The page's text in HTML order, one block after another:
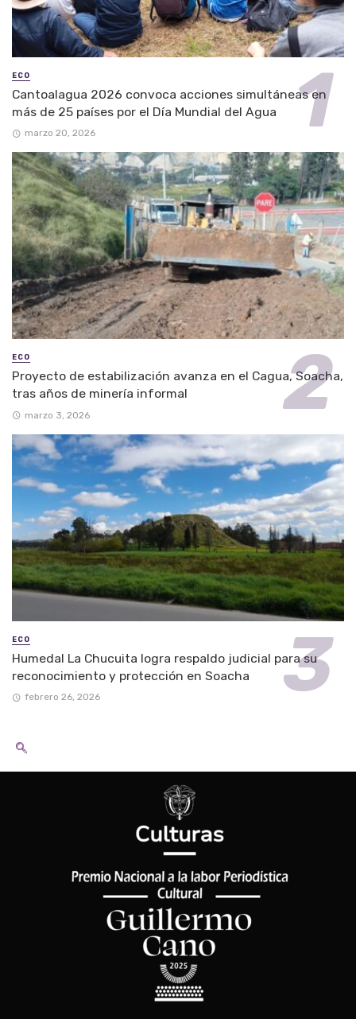
ECO
Cantoalagua 2026 convoca acciones simultáneas en
más de 25 países por el Día Mundial del Agua
marzo 20, 2026
ECO
Proyecto de estabilización avanza en el Cagua, Soacha,
tras años de minería informal
marzo 3, 2026
ECO
Humedal La Chucuita logra respaldo judicial para su
reconocimiento y protección en Soacha
febrero 26, 2026